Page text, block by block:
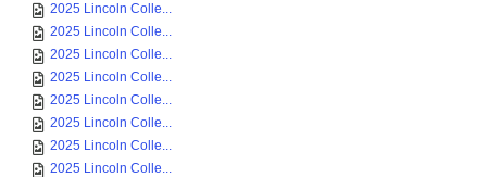
2025 Lincoln Colle...
2025 Lincoln Colle...
2025 Lincoln Colle...
2025 Lincoln Colle...
2025 Lincoln Colle...
2025 Lincoln Colle...
2025 Lincoln Colle...
2025 Lincoln Colle...